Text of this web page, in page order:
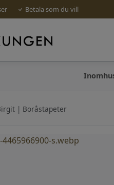
Betala som du vill
| Boråstapeter